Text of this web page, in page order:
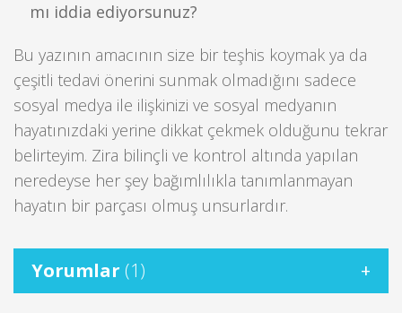
mı iddia ediyorsunuz?
Bu yazının amacının size bir teşhis koymak ya da
çeşitli tedavi önerini sunmak olmadığını sadece
sosyal medya ile ilişkinizi ve sosyal medyanın
hayatınızdaki yerine dikkat çekmek olduğunu tekrar
belirteyim. Zira bilinçli ve kontrol altında yapılan
neredeyse her şey bağımlılıkla tanımlanmayan
hayatın bir parçası olmuş unsurlardır.
Yorumlar (1)